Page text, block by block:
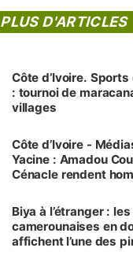
PLUS D'ARTICLES
Côte d’Ivoire.
: tournoi de
villages
Côte d’Ivoire -
Yacine : Amadou
Cénacle rendent
Biya à l’étranger :
camerounaises en
affichent l’une des